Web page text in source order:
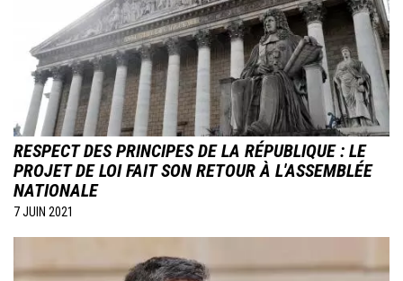
RESPECT DES PRINCIPES DE LA RÉPUBLIQUE : LE
PROJET DE LOI FAIT SON RETOUR À L'ASSEMBLÉE
NATIONALE
7 JUIN 2021